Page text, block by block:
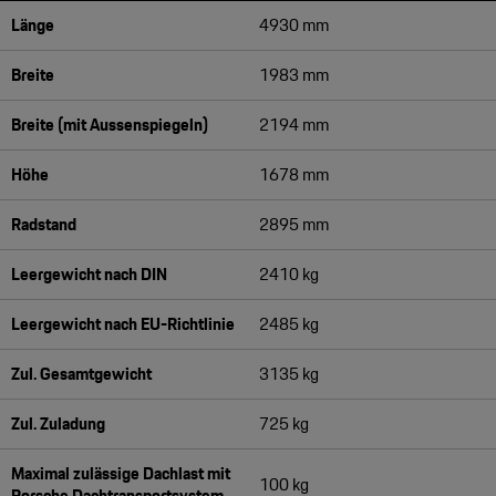
Länge
4930 mm
Breite
1983 mm
Breite (mit Aussenspiegeln)
2194 mm
Höhe
1678 mm
Radstand
2895 mm
Leergewicht nach DIN
2410 kg
Leergewicht nach EU-Richtlinie
2485 kg
Zul. Gesamtgewicht
3135 kg
Zul. Zuladung
725 kg
Maximal zulässige Dachlast mit
100 kg